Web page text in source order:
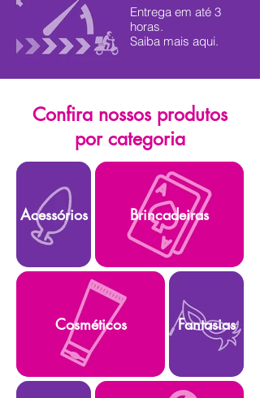
Entrega em até 3
horas.
Saiba mais aqui.
Confira nossos produtos
por categoria
Acessórios Brincadeiras
Cosméticos Fantasias